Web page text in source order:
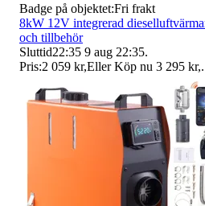
Badge på objektet:Fri frakt
8kW 12V integrerad
och tillbehör
Sluttid22:35 9 aug 22:35.
Pris:2 059 kr,Eller Köp nu 3 295 kr,.